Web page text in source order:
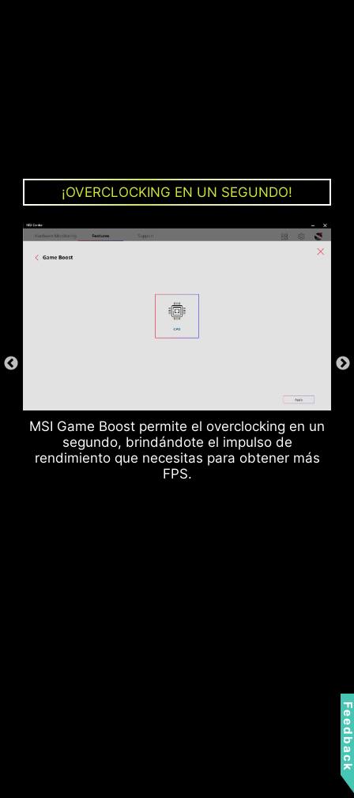
¡OVERCLOCKING EN UN SEGUNDO!
MSI Game Boost permite el overclocking en un
segundo, brindándote el impulso de
rendimiento que necesitas para obtener más
FPS.
TIERRA DE LAS FASES DE
PODER
La estructura de puesta a tierra de las fases de
poder es un diseño exclusivo y patentado de
de poder y ayuda a disipar el calor de forma
eficiente hacia el plano de cobre con